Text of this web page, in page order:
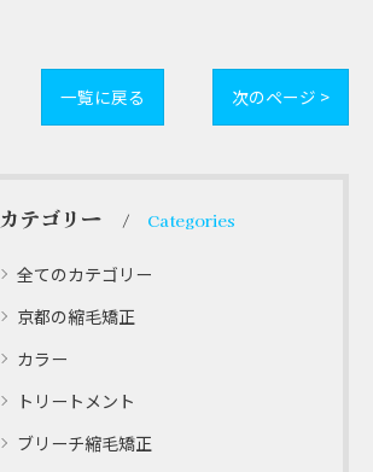
一覧に戻る 次のページ >
カテゴリー Categories
全てのカテゴリー
京都の縮毛矯正
カラー
トリートメント
ブリーチ縮毛矯正